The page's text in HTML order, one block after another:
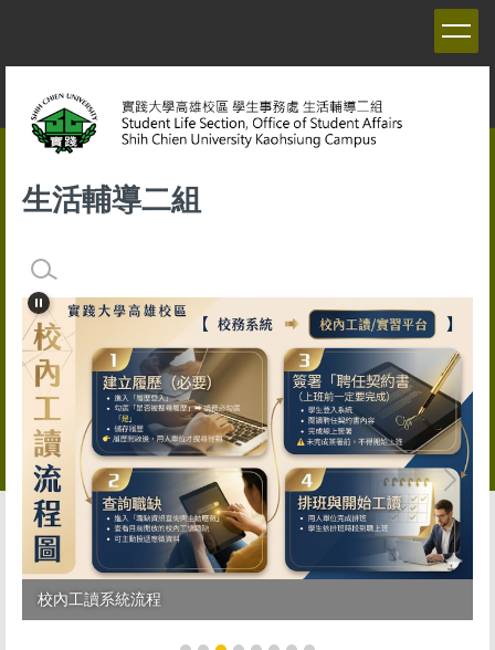
生活輔導二組
校內工讀系統流程